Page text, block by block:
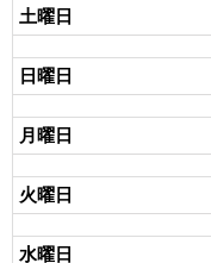
土曜日
日曜日
月曜日
火曜日
水曜日